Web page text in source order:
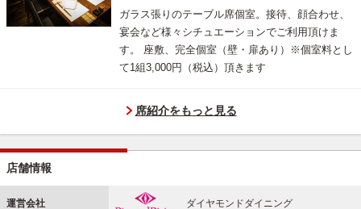
ガラス張りのテーブル席個室。接待、顔合わせ、
宴会など様々シチュエーションでご利用頂けま
す。 座敷、完全個室（壁・扉あり）※個室料とし
て1組3,000円（税込）頂きます
席紹介をもっと見る
店舗情報
運営会社 ダイヤモンドダイニング